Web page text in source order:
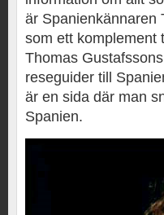
är Spanienkännaren
som ett komplement
Thomas
reseguider till
är en sida där man
Spanien.